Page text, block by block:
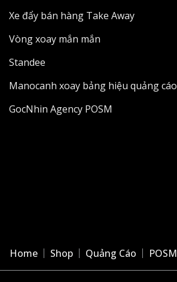
Xe đẩy bán hàng Take Away
Vòng xoay mắn mắn
Standee
Manocanh xoay bảng hiệu quảng cáo
GocNhin Agency POSM
Home Shop Quảng Cáo POSM